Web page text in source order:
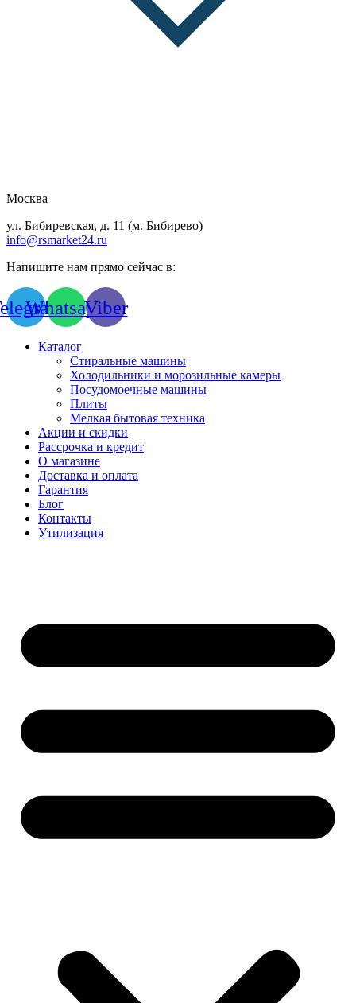
Москва
ул. Бибиревская, д. 11 (м. Бибирево)
info@rsmarket24.ru
Напишите нам прямо сейчас в:
WhatsappViber
Каталог
Стиральные машины
Холодильники и морозильные камеры
Посудомоечные машины
Плиты
Мелкая бытовая техника
Акции и скидки
Рассрочка и кредит
О магазине
Доставка и оплата
Гарантия
Блог
Контакты
Утилизация